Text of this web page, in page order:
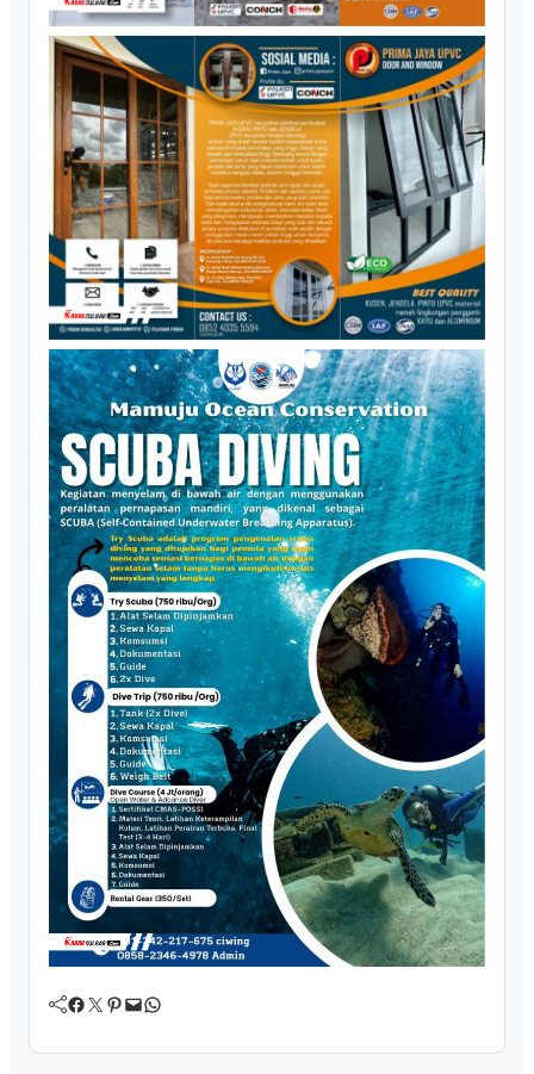
Facebook Twitter Pinterest Mail WhatsApp